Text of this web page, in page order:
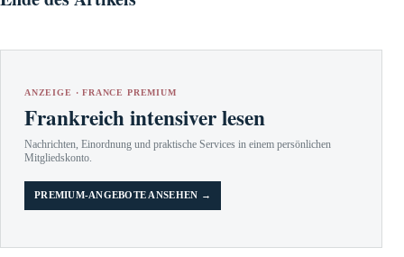
ANZEIGE · FRANCE PREMIUM
Frankreich intensiver lesen
Nachrichten, Einordnung und praktische Services in einem persönlichen
Mitgliedskonto.
PREMIUM-ANGEBOTE ANSEHEN →